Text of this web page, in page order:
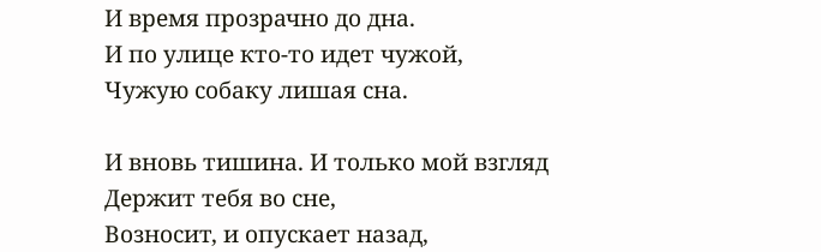
И время прозрачно до дна.
И по улице кто-то идет чужой,
Чужую собаку лишая сна.
И вновь тишина. И только мой взгляд
Держит тебя во сне,
Возносит, и опускает назад,